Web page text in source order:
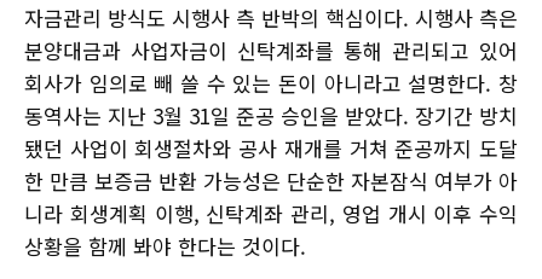
자금관리 방식도 시행사 측 반박의 핵심이다. 시행사 측은
분양대금과 사업자금이 신탁계좌를 통해 관리되고 있어
회사가 임의로 빼 쓸 수 있는 돈이 아니라고 설명한다. 창
동역사는 지난 3월 31일 준공 승인을 받았다. 장기간 방치
됐던 사업이 회생절차와 공사 재개를 거쳐 준공까지 도달
한 만큼 보증금 반환 가능성은 단순한 자본잠식 여부가 아
니라 회생계획 이행, 신탁계좌 관리, 영업 개시 이후 수익
상황을 함께 봐야 한다는 것이다.